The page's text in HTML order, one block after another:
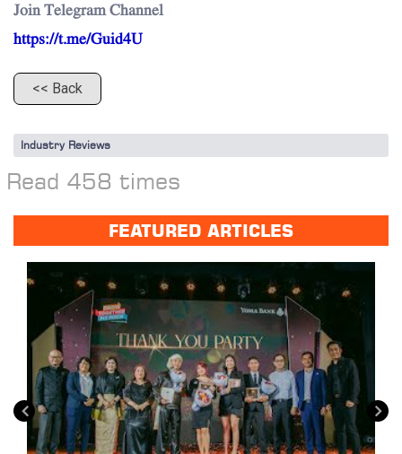
Join Telegram Channel
https://t.me/Guid4U
<< Back
Industry Reviews
Read 458 times
FEATURED ARTICLES